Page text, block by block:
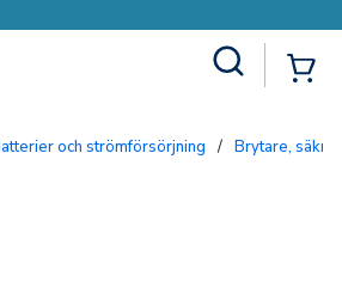
Batterier och strömförsörjning / Brytare,